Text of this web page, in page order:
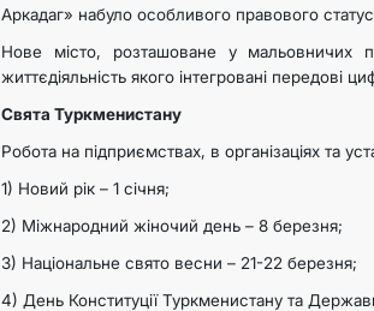
Аркадаг» набуло особливого правового
Нове місто, розташоване у мальовничих
життєдіяльність якого інтегровані передові
Свята Туркменистану​
Робота на підприємствах, в організаціях та
1) Новий рік – 1 січня;
2) Міжнародний жіночий день – 8 березня;
3) Національне свято весни – 21-22 березня;
4) День Конституції Туркменистану та